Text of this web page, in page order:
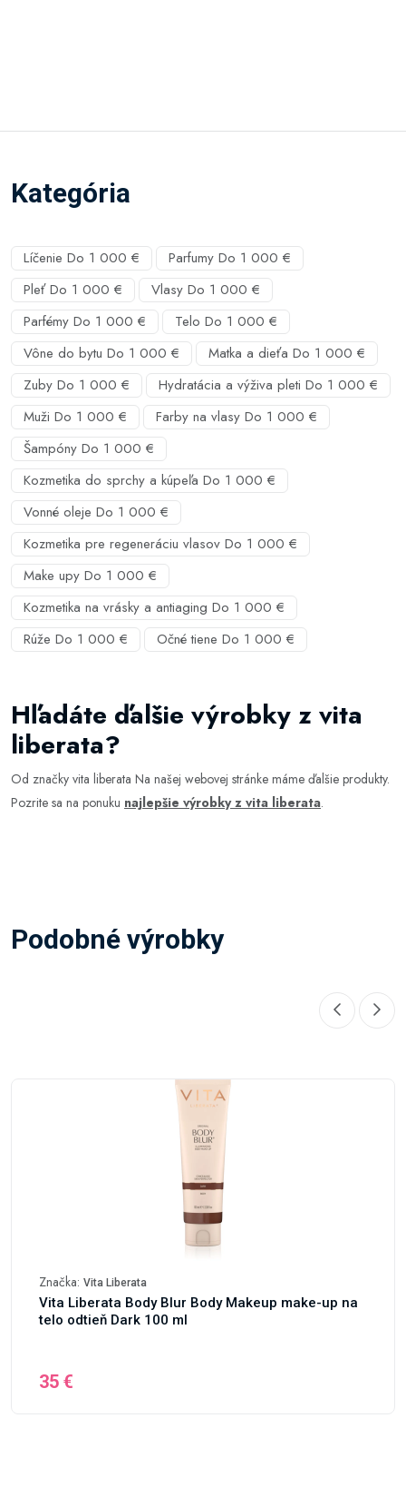
Kategória
Líčenie Do 1 000 €
Parfumy Do 1 000 €
Pleť Do 1 000 €
Vlasy Do 1 000 €
Parfémy Do 1 000 €
Telo Do 1 000 €
Vône do bytu Do 1 000 €
Matka a dieťa Do 1 000 €
Zuby Do 1 000 €
Hydratácia a výživa pleti Do 1 000 €
Muži Do 1 000 €
Farby na vlasy Do 1 000 €
Šampóny Do 1 000 €
Kozmetika do sprchy a kúpeľa Do 1 000 €
Vonné oleje Do 1 000 €
Kozmetika pre regeneráciu vlasov Do 1 000 €
Make upy Do 1 000 €
Kozmetika na vrásky a antiaging Do 1 000 €
Rúže Do 1 000 €
Očné tiene Do 1 000 €
Hľadáte ďalšie výrobky z vita
liberata?
Od značky vita liberata Na našej webovej stránke máme ďalšie produkty.
Pozrite sa na ponuku najlepšie výrobky z vita liberata.
Podobné výrobky
Značka: Vita Liberata
Vita Liberata Body Blur Body Makeup make-up na
telo odtieň Dark 100 ml
35 €